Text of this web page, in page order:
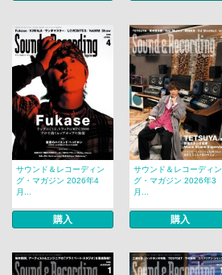
サウンド＆レコーディン
グ・マガジン 2026年4
月...
購入
サウンド＆レコーディン
グ・マガジン 2026年3
月...
購入